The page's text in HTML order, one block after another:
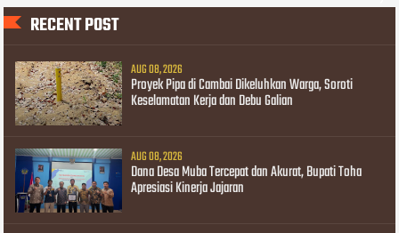
RECENT POST
AUG 08, 2026
Proyek Pipa di Cambai Dikeluhkan Warga, Soroti
Keselamatan Kerja dan Debu Galian
AUG 08, 2026
Dana Desa Muba Tercepat dan Akurat, Bupati Toha
Apresiasi Kinerja Jajaran